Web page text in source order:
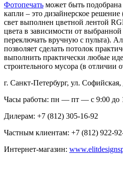
Фотопечать может быть
капли – это дизайнерское
свет выполнен цветной лентой
цвета в зависимости от
переключать вручную с пульта).
позволяет сделать потолок
выполнить практически любые
строительного мусора (в отличии
г. Санкт-Петербург, ул. Софийская,
Часы работы: пн — пт — с 9:00 до
Дилерам: +7 (812) 305-16-92
Частным клиентам: +7 (812) 922-
Интернет-магазин: